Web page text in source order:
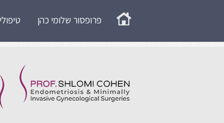
Home פרופסור שלומי כהן